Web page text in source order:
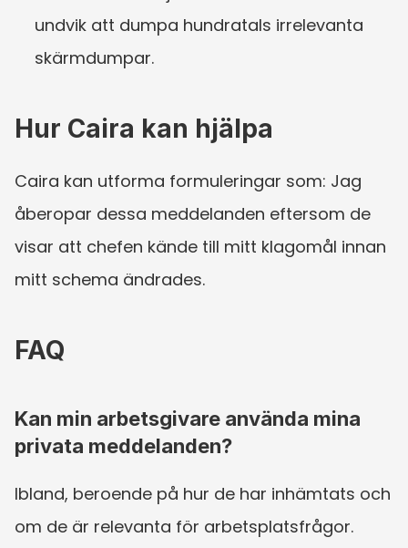
undvik att dumpa hundratals irrelevanta
skärmdumpar.
Hur Caira kan hjälpa
Caira kan utforma formuleringar som: Jag
åberopar dessa meddelanden eftersom de
visar att chefen kände till mitt klagomål innan
mitt schema ändrades.
FAQ
Kan min arbetsgivare använda mina
privata meddelanden?
Ibland, beroende på hur de har inhämtats och
om de är relevanta för arbetsplatsfrågor.